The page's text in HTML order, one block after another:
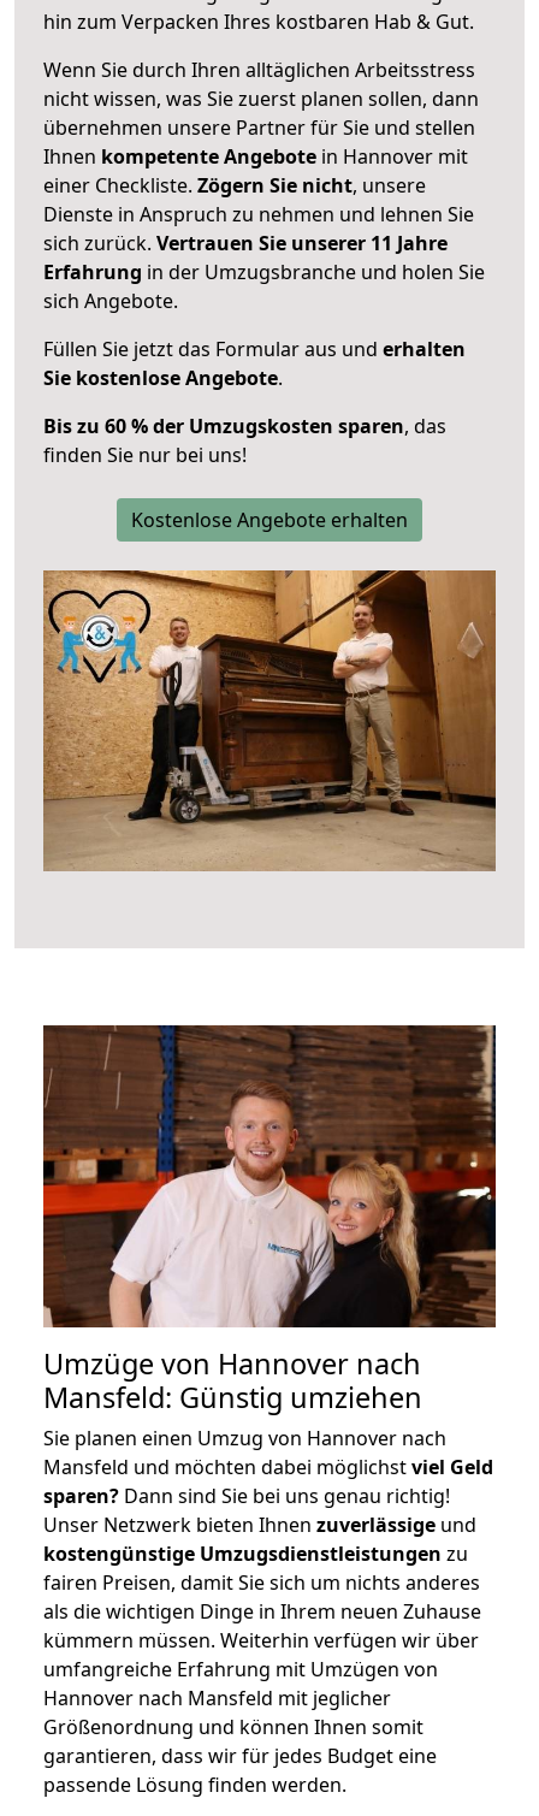
hin zum Verpacken Ihres kostbaren Hab & Gut.
Wenn Sie durch Ihren alltäglichen Arbeitsstress
nicht wissen, was Sie zuerst planen sollen, dann
übernehmen unsere Partner für Sie und stellen
Ihnen kompetente Angebote in Hannover mit
einer Checkliste. Zögern Sie nicht, unsere
Dienste in Anspruch zu nehmen und lehnen Sie
sich zurück. Vertrauen Sie unserer 11 Jahre
Erfahrung in der Umzugsbranche und holen Sie
sich Angebote.
Füllen Sie jetzt das Formular aus und erhalten
Sie kostenlose Angebote.
Bis zu 60 % der Umzugskosten sparen, das
finden Sie nur bei uns!
Kostenlose Angebote erhalten
Umzüge von Hannover nach
Mansfeld: Günstig umziehen
Sie planen einen Umzug von Hannover nach
Mansfeld und möchten dabei möglichstviel Geld
sparen? Dann sind Sie bei uns genau richtig!
Unser Netzwerk bieten Ihnen zuverlässige und
kostengünstige Umzugsdienstleistungen zu
fairen Preisen, damit Sie sich um nichts anderes
als die wichtigen Dinge in Ihrem neuen Zuhause
kümmern müssen. Weiterhin verfügen wir über
umfangreiche Erfahrung mit Umzügen von
Hannover nach Mansfeld mit jeglicher
Größenordnung und können Ihnen somit
garantieren, dass wir für jedes Budget eine
passende Lösung finden werden.